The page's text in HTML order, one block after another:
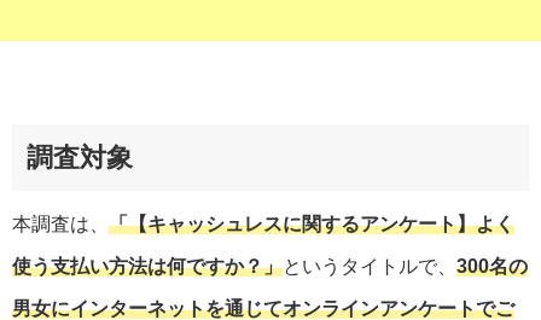
調査対象
本調査は、 「【キャッシュレスに関するアンケート】よく
使う支払い方法は何ですか？」というタイトルで、 300名の
男女にインターネットを通じてオンラインアンケートでご